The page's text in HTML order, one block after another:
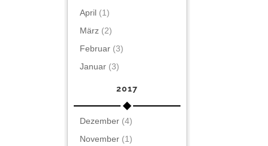
April (1)
März (2)
Februar (3)
Januar (3)
2017
Dezember (4)
November (1)